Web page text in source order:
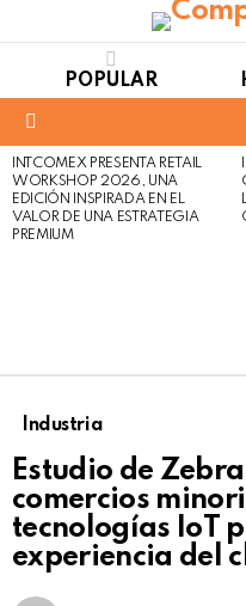
POPULAR
LATEST
STORIES
INTCOMEX PRESENTA RETAIL
WORKSHOP 2026, UNA
EDICIÓN INSPIRADA EN EL
VALOR DE UNA ESTRATEGIA
PREMIUM
Industria
Estudio de
comercios
tecnologías IoT
experiencia del